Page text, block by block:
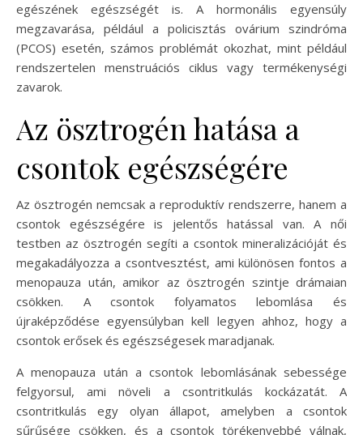
egészének egészségét is. A hormonális egyensúly
megzavarása, például a policisztás ovárium szindróma
(PCOS) esetén, számos problémát okozhat, mint például
rendszertelen menstruációs ciklus vagy termékenységi
zavarok.
Az ösztrogén hatása a
csontok egészségére
Az ösztrogén nemcsak a reproduktív rendszerre, hanem a
csontok egészségére is jelentős hatással van. A női
testben az ösztrogén segíti a csontok mineralizációját és
megakadályozza a csontvesztést, ami különösen fontos a
menopauza után, amikor az ösztrogén szintje drámaian
csökken. A csontok folyamatos lebomlása és
újraképződése egyensúlyban kell legyen ahhoz, hogy a
csontok erősek és egészségesek maradjanak.
A menopauza után a csontok lebomlásának sebessége
felgyorsul, ami növeli a csontritkulás kockázatát. A
csontritkulás egy olyan állapot, amelyben a csontok
sűrűsége csökken, és a csontok törékenyebbé válnak,